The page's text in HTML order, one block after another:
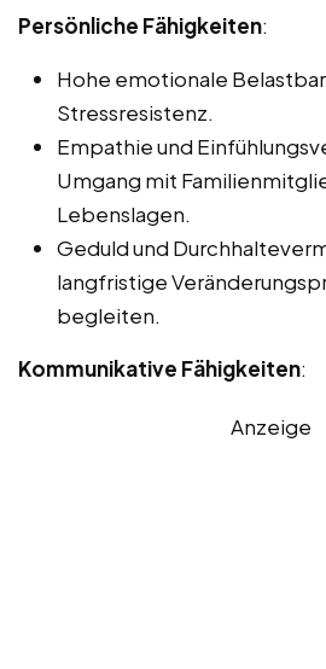
Persönliche Fähigkeiten:
Hohe emotionale
Stressresistenz.
Empathie und
Umgang mit
Lebenslagen.
Geduld und
langfristige
begleiten.
Kommunikative Fähigkeiten:
Anzeige